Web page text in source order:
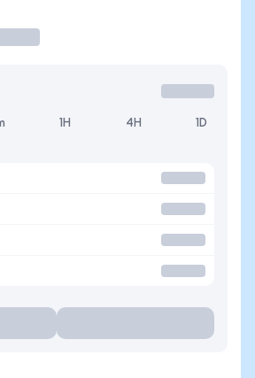
1H 4H 1D